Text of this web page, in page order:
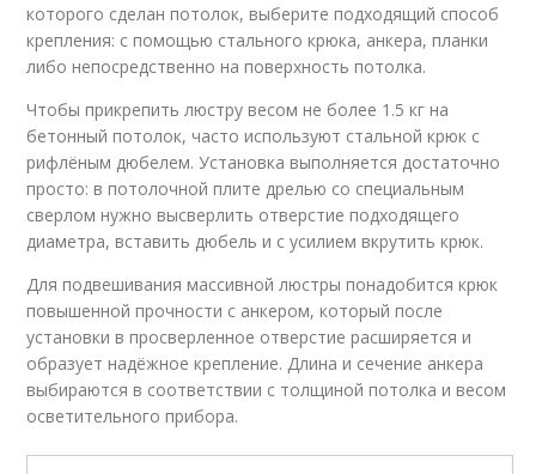
которого сделан потолок, выберите подходящий способ
крепления: с помощью стального крюка, анкера, планки
либо непосредственно на поверхность потолка.
Чтобы прикрепить люстру весом не более 1.5 кг на
бетонный потолок, часто используют стальной крюк с
рифлёным дюбелем. Установка выполняется достаточно
просто: в потолочной плите дрелью со специальным
сверлом нужно высверлить отверстие подходящего
диаметра, вставить дюбель и с усилием вкрутить крюк.
Для подвешивания массивной люстры понадобится крюк
повышенной прочности с анкером, который после
установки в просверленное отверстие расширяется и
образует надёжное крепление. Длина и сечение анкера
выбираются в соответствии с толщиной потолка и весом
осветительного прибора.